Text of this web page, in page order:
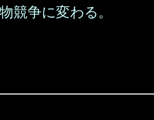
競争に変わる。